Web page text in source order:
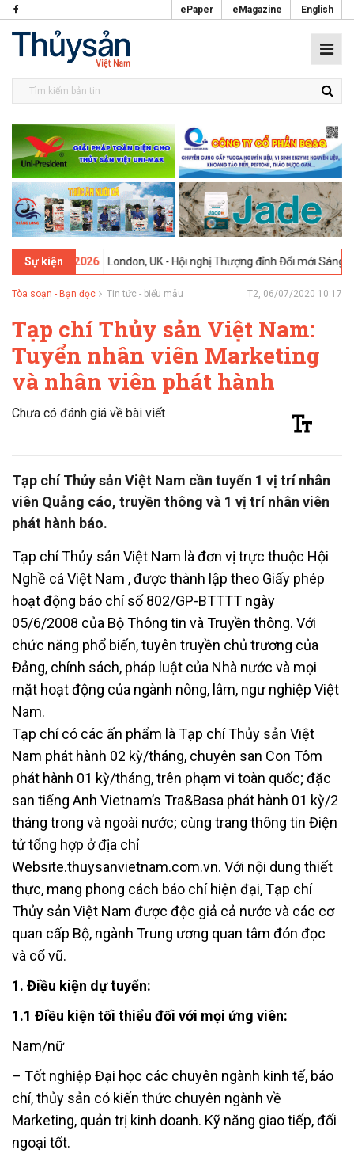
ePaper eMagazine English
Sự kiện
02-2026 London, UK - Hội nghị Thượng đỉnh Đổi mới Sáng tạo
Tòa soạn - Bạn đọc Tin tức - biểu mẫu T2, 06/07/2020 10:17
Tạp chí Thủy sản Việt Nam:
Tuyển nhân viên Marketing
và nhân viên phát hành
Chưa có đánh giá về bài viết
Tạp chí Thủy sản Việt Nam cần tuyển 1 vị trí nhân
viên Quảng cáo, truyền thông và 1 vị trí nhân viên
phát hành báo.
Tạp chí Thủy sản Việt Nam là đơn vị trực thuộc Hội
Nghề cá Việt Nam , được thành lập theo Giấy phép
hoạt động báo chí số 802/GP-BTTTT ngày
05/6/2008 của Bộ Thông tin và Truyền thông. Với
chức năng phổ biến, tuyên truyền chủ trương của
Đảng, chính sách, pháp luật của Nhà nước và mọi
mặt hoạt động của ngành nông, lâm, ngư nghiệp Việt
Nam.
Tạp chí có các ấn phẩm là Tạp chí Thủy sản Việt
Nam phát hành 02 kỳ/tháng, chuyên san Con Tôm
phát hành 01 kỳ/tháng, trên phạm vi toàn quốc; đặc
san tiếng Anh Vietnam’s Tra&Basa phát hành 01 kỳ/2
tháng trong và ngoài nước; cùng trang thông tin Điện
tử tổng hợp ở địa chỉ
Website.thuysanvietnam.com.vn. Với nội dung thiết
thực, mang phong cách báo chí hiện đại, Tạp chí
Thủy sản Việt Nam được độc giả cả nước và các cơ
quan cấp Bộ, ngành Trung ương quan tâm đón đọc
và cổ vũ.
1. Điều kiện dự tuyển:
1.1 Điều kiện tối thiểu đối với mọi ứng viên:
Nam/nữ
– Tốt nghiệp Đại học các chuyên ngành kinh tế, báo
chí, thủy sản có kiến thức chuyên ngành về
Marketing, quản trị kinh doanh. Kỹ năng giao tiếp, đối
ngoại tốt.